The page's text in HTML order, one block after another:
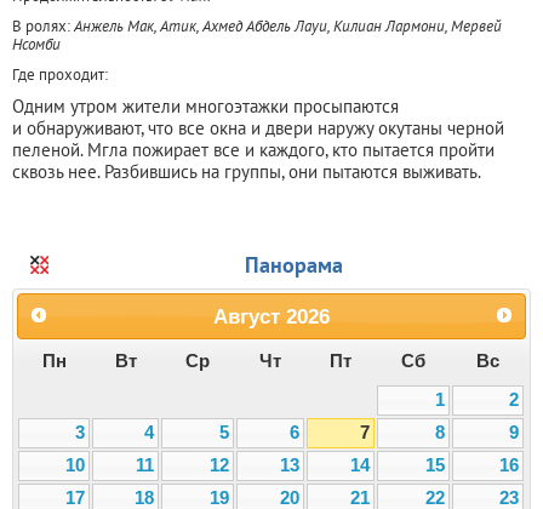
В ролях:Анжель Мак, Атик, Ахмед Абдель Лауи, Килиан Лармони, Мервей
Нсомби
Где проходит:
Одним утром жители многоэтажки просыпаются
и обнаруживают, что все окна и двери наружу окутаны черной
пеленой. Мгла пожирает все и каждого, кто пытается пройти
сквозь нее. Разбившись на группы, они пытаются выживать.
Панорама
Август 2026
Пн Вт Ср Чт Пт Сб
Вс
1
2
3
4 5 6 7 8
9
10
11 12 13 14 15
16
17
18 19 20 21 22
23